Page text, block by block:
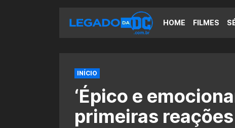
HOME FILMES
INÍCIO
‘Épico e
primeiras